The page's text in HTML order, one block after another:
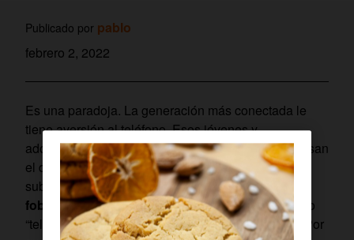
Publicado por pablo
febrero 2, 2022
Es una paradoja. La generación más conectada le
tiene aversión al teléfono. Esos jóvenes y
adolescentes (millennialsycentennials) que se pasan
el día pendientes de las notificaciones del móvil y
subiendo contenidos a las redes socialestienen
fobia a las llamadas. El fenómeno se conoce como
“telenofobia”. ¿Hasta qué punto está extendido? ¿Por